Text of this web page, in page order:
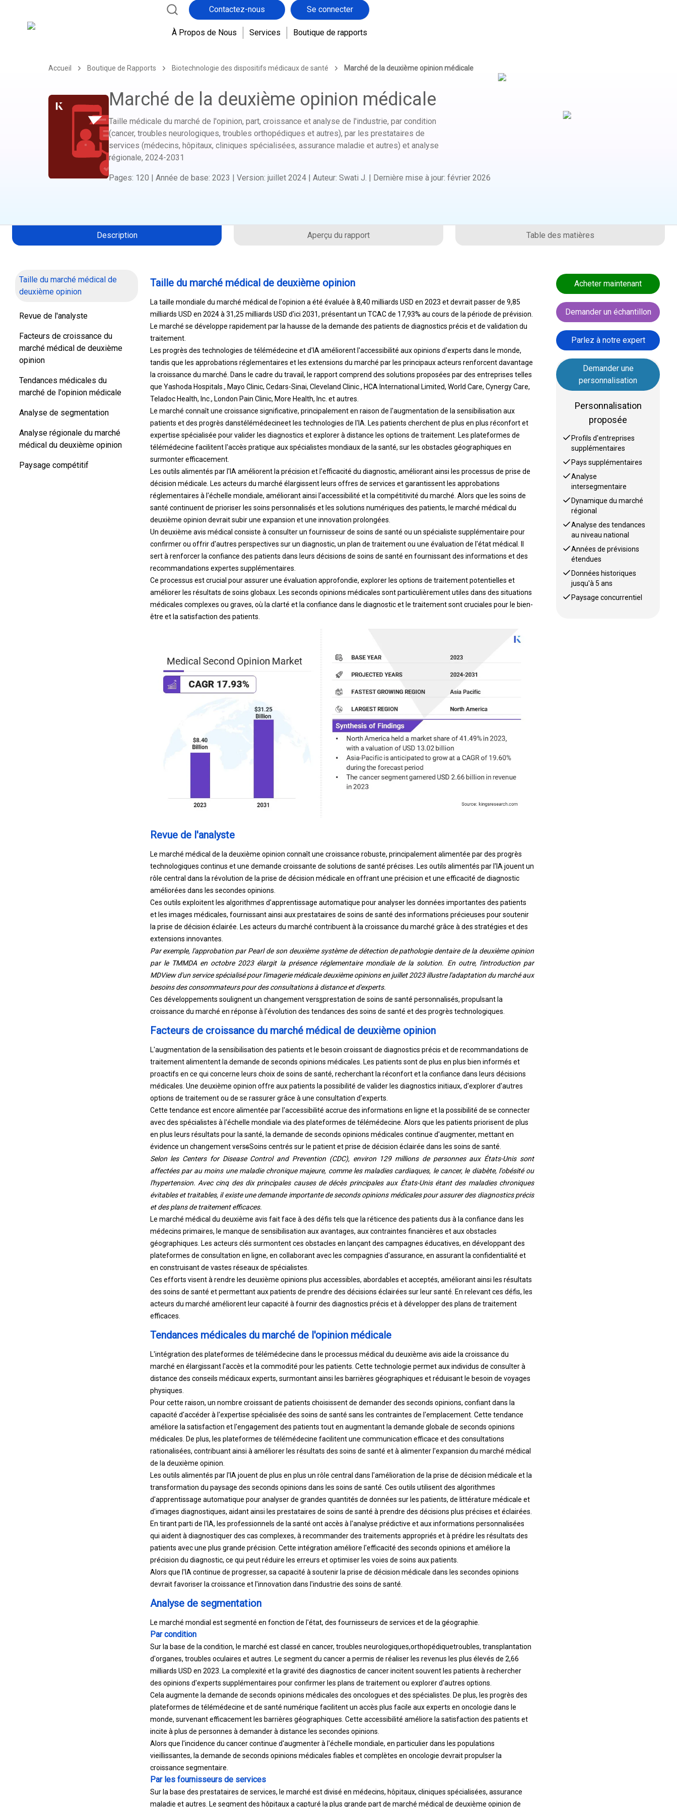
Contactez-nous Se connecter
À Propos de Nous Services Boutique de rapports
Accueil Boutique de Rapports Biotechnologie des dispositifs médicaux de santé Marché de la deuxième opinion médicale
Marché de la deuxième opinion médicale
Taille médicale du marché de l'opinion, part, croissance et analyse de l'industrie, par condition
(cancer, troubles neurologiques, troubles orthopédiques et autres), par les prestataires de
services (médecins, hôpitaux, cliniques spécialisées, assurance maladie et autres) et analyse
régionale, 2024-2031
Pages: 120 | Année de base: 2023 | Version: juillet 2024 | Auteur: Swati J. | Dernière mise à jour: février 2026
Description Aperçu du rapport Table des matières
Taille du marché médical de
deuxième opinion
Revue de l'analyste
Facteurs de croissance du
marché médical de deuxième
opinion
Tendances médicales du
marché de l'opinion médicale
Analyse de segmentation
Analyse régionale du marché
médical du deuxième opinion
Paysage compétitif
Taille du marché médical de deuxième opinion
La taille mondiale du marché médical de l'opinion a été évaluée à 8,40 milliards USD en 2023 et devrait passer de 9,85
milliards USD en 2024 à 31,25 milliards USD d'ici 2031, présentant un TCAC de 17,93% au cours de la période de prévision.
Le marché se développe rapidement par la hausse de la demande des patients de diagnostics précis et de validation du
traitement.
Les progrès des technologies de télémédecine et d'IA améliorent l'accessibilité aux opinions d'experts dans le monde,
tandis que les approbations réglementaires et les extensions du marché par les principaux acteurs renforcent davantage
la croissance du marché. Dans le cadre du travail, le rapport comprend des solutions proposées par des entreprises telles
que Yashoda Hospitals., Mayo Clinic, Cedars-Sinai, Cleveland Clinic., HCA International Limited, World Care, Cynergy Care,
Teladoc Health, Inc., London Pain Clinic, More Health, Inc. et autres.
Le marché connaît une croissance significative, principalement en raison de l'augmentation de la sensibilisation aux
patients et des progrès danstélémédecineet les technologies de l'IA. Les patients cherchent de plus en plus réconfort et
expertise spécialisée pour valider les diagnostics et explorer à distance les options de traitement. Les plateformes de
télémédecine facilitent l'accès pratique aux spécialistes mondiaux de la santé, sur les obstacles géographiques en
surmonter efficacement.
Les outils alimentés par l'IA améliorent la précision et l'efficacité du diagnostic, améliorant ainsi les processus de prise de
décision médicale. Les acteurs du marché élargissent leurs offres de services et garantissent les approbations
réglementaires à l'échelle mondiale, améliorant ainsi l'accessibilité et la compétitivité du marché. Alors que les soins de
santé continuent de prioriser les soins personnalisés et les solutions numériques des patients, le marché médical du
deuxième opinion devrait subir une expansion et une innovation prolongées.
Un deuxième avis médical consiste à consulter un fournisseur de soins de santé ou un spécialiste supplémentaire pour
confirmer ou offrir d'autres perspectives sur un diagnostic, un plan de traitement ou une évaluation de l'état médical. Il
sert à renforcer la confiance des patients dans leurs décisions de soins de santé en fournissant des informations et des
recommandations expertes supplémentaires.
Ce processus est crucial pour assurer une évaluation approfondie, explorer les options de traitement potentielles et
améliorer les résultats de soins globaux. Les seconds opinions médicales sont particulièrement utiles dans des situations
médicales complexes ou graves, où la clarté et la confiance dans le diagnostic et le traitement sont cruciales pour le bien-
être et la satisfaction des patients.
Revue de l'analyste
Le marché médical de la deuxième opinion connaît une croissance robuste, principalement alimentée par des progrès
technologiques continus et une demande croissante de solutions de santé précises. Les outils alimentés par l'IA jouent un
rôle central dans la révolution de la prise de décision médicale en offrant une précision et une efficacité de diagnostic
améliorées dans les secondes opinions.
Ces outils exploitent les algorithmes d'apprentissage automatique pour analyser les données importantes des patients
et les images médicales, fournissant ainsi aux prestataires de soins de santé des informations précieuses pour soutenir
la prise de décision éclairée. Les acteurs du marché contribuent à la croissance du marché grâce à des stratégies et des
extensions innovantes.
Par exemple, l'approbation par Pearl de son deuxième système de détection de pathologie dentaire de la deuxième opinion
par le TMMDA en octobre 2023 élargit la présence réglementaire mondiale de la solution. En outre, l'introduction par
MDView d'un service spécialisé pour l'imagerie médicale deuxième opinions en juillet 2023 illustre l'adaptation du marché aux
besoins des consommateurs pour des consultations à distance et d'experts.
Ces développements soulignent un changement verssprestation de soins de santé personnalisés, propulsant la
croissance du marché en réponse à l'évolution des tendances des soins de santé et des progrès technologiques.
Facteurs de croissance du marché médical de deuxième opinion
L'augmentation de la sensibilisation des patients et le besoin croissant de diagnostics précis et de recommandations de
traitement alimentent la demande de seconds opinions médicales. Les patients sont de plus en plus bien informés et
proactifs en ce qui concerne leurs choix de soins de santé, recherchant la réconfort et la confiance dans leurs décisions
médicales. Une deuxième opinion offre aux patients la possibilité de valider les diagnostics initiaux, d'explorer d'autres
options de traitement ou de se rassurer grâce à une consultation d'experts.
Cette tendance est encore alimentée par l'accessibilité accrue des informations en ligne et la possibilité de se connecter
avec des spécialistes à l'échelle mondiale via des plateformes de télémédecine. Alors que les patients priorisent de plus
en plus leurs résultats pour la santé, la demande de seconds opinions médicales continue d'augmenter, mettant en
évidence un changement verssSoins centrés sur le patient et prise de décision éclairée dans les soins de santé.
Selon les Centers for Disease Control and Prevention (CDC), environ 129 millions de personnes aux États-Unis sont
affectées par au moins une maladie chronique majeure, comme les maladies cardiaques, le cancer, le diabète, l'obésité ou
l'hypertension. Avec cinq des dix principales causes de décès principales aux États-Unis étant des maladies chroniques
évitables et traitables, il existe une demande importante de seconds opinions médicales pour assurer des diagnostics précis
et des plans de traitement efficaces.
Le marché médical du deuxième avis fait face à des défis tels que la réticence des patients dus à la confiance dans les
médecins primaires, le manque de sensibilisation aux avantages, aux contraintes financières et aux obstacles
géographiques. Les acteurs clés surmontent ces obstacles en lançant des campagnes éducatives, en développant des
plateformes de consultation en ligne, en collaborant avec les compagnies d'assurance, en assurant la confidentialité et
en construisant de vastes réseaux de spécialistes.
Ces efforts visent à rendre les deuxième opinions plus accessibles, abordables et acceptés, améliorant ainsi les résultats
des soins de santé et permettant aux patients de prendre des décisions éclairées sur leur santé. En relevant ces défis, les
acteurs du marché améliorent leur capacité à fournir des diagnostics précis et à développer des plans de traitement
efficaces.
Tendances médicales du marché de l'opinion médicale
L'intégration des plateformes de télémédecine dans le processus médical du deuxième avis aide la croissance du
marché en élargissant l'accès et la commodité pour les patients. Cette technologie permet aux individus de consulter à
distance des conseils médicaux experts, surmontant ainsi les barrières géographiques et réduisant le besoin de voyages
physiques.
Pour cette raison, un nombre croissant de patients choisissent de demander des seconds opinions, confiant dans la
capacité d'accéder à l'expertise spécialisée des soins de santé sans les contraintes de l'emplacement. Cette tendance
améliore la satisfaction et l'engagement des patients tout en augmentant la demande globale de seconds opinions
médicales. De plus, les plateformes de télémédecine facilitent une communication efficace et des consultations
rationalisées, contribuant ainsi à améliorer les résultats des soins de santé et à alimenter l'expansion du marché médical
de la deuxième opinion.
Les outils alimentés par l'IA jouent de plus en plus un rôle central dans l'amélioration de la prise de décision médicale et la
transformation du paysage des seconds opinions dans les soins de santé. Ces outils utilisent des algorithmes
d'apprentissage automatique pour analyser de grandes quantités de données sur les patients, de littérature médicale et
d'images diagnostiques, aidant ainsi les prestataires de soins de santé à prendre des décisions plus précises et éclairées.
En tirant parti de l'IA, les professionnels de la santé ont accès à l'analyse prédictive et aux informations personnalisées
qui aident à diagnostiquer des cas complexes, à recommander des traitements appropriés et à prédire les résultats des
patients avec une plus grande précision. Cette intégration améliore l'efficacité des seconds opinions et améliore la
précision du diagnostic, ce qui peut réduire les erreurs et optimiser les voies de soins aux patients.
Alors que l'IA continue de progresser, sa capacité à soutenir la prise de décision médicale dans les secondes opinions
devrait favoriser la croissance et l'innovation dans l'industrie des soins de santé.
Analyse de segmentation
Le marché mondial est segmenté en fonction de l'état, des fournisseurs de services et de la géographie.
Par condition
Sur la base de la condition, le marché est classé en cancer, troubles neurologiques,orthopédiquetroubles, transplantation
d'organes, troubles oculaires et autres. Le segment du cancer a permis de réaliser les revenus les plus élevés de 2,66
milliards USD en 2023. La complexité et la gravité des diagnostics de cancer incitent souvent les patients à rechercher
des opinions d'experts supplémentaires pour confirmer les plans de traitement ou explorer d'autres options.
Cela augmente la demande de seconds opinions médicales des oncologues et des spécialistes. De plus, les progrès des
plateformes de télémédecine et de santé numérique facilitent un accès plus facile aux experts en oncologie dans le
monde, survenant efficacement les barrières géographiques. Cette accessibilité améliore la satisfaction des patients et
incite à plus de personnes à demander à distance les secondes opinions.
Alors que l'incidence du cancer continue d'augmenter à l'échelle mondiale, en particulier dans les populations
vieillissantes, la demande de seconds opinions médicales fiables et complètes en oncologie devrait propulser la
croissance segmentaire.
Par les fournisseurs de services
Sur la base des prestataires de services, le marché est divisé en médecins, hôpitaux, cliniques spécialisées, assurance
maladie et autres. Le segment des hôpitaux a capturé la plus grande part de marché médical de deuxième opinion de
Acheter maintenant
Demander un échantillon
Parlez à notre expert
Demander une
personnalisation
Personnalisation
proposée
Profils d'entreprises
supplémentaires
Pays supplémentaires
Analyse
intersegmentaire
Dynamique du marché
régional
Analyse des tendances
au niveau national
Années de prévisions
étendues
Données historiques
jusqu'à 5 ans
Paysage concurrentiel